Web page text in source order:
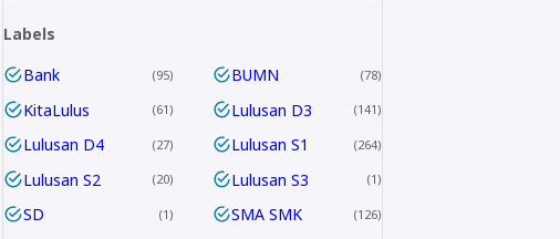
Labels
Bank
95 BUMN 78
KitaLulus 61 Lulusan D3 141
Lulusan D4 27 Lulusan S1 264
Lulusan S2 20 Lulusan S3 1
SD 1 SMA SMK 126